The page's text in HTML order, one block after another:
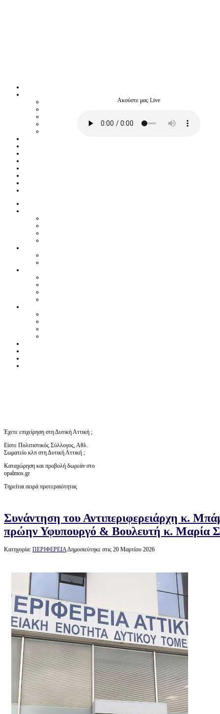
Ακούστε μας Live
Έχετε επιχείρηση στη Δυτική Αττική ;
Είστε Πολιτιστικός Σύλλογος, Αθλ.
Σωματείο κλπ στη Δυτική Αττική ;
Καταχώρηση και προβολή δωρεάν στο
opalmos.gr
Τηρείται σειρά προτεραιότητας
Συνάντηση του Αντιπεριφερειάρχη κ.
πρώην Υφυπουργό & Βουλευτή κ. Μαρία
Κατηγορία: ΠΕΡΙΦΕΡΕΙΑΔημοσιεύτηκε στις 20 Μαρτίου 2026